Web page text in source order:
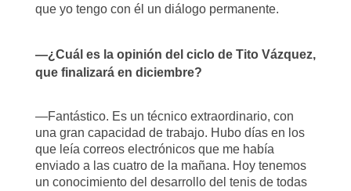
que yo tengo con él un diálogo permanente.
—¿Cuál es la opinión del ciclo de Tito Vázquez,
que finalizará en diciembre?
—Fantástico. Es un técnico extraordinario, con
una gran capacidad de trabajo. Hubo días en los
que leía correos electrónicos que me había
enviado a las cuatro de la mañana. Hoy tenemos
un conocimiento del desarrollo del tenis de todas